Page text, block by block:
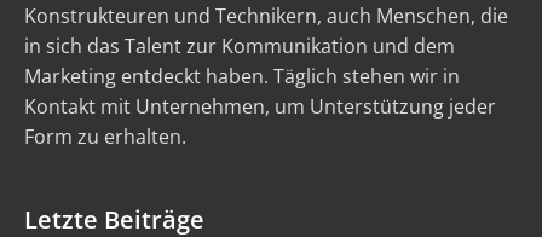
Konstrukteuren und Technikern, auch Menschen, die
in sich das Talent zur Kommunikation und dem
Marketing entdeckt haben. Täglich stehen wir in
Kontakt mit Unternehmen, um Unterstützung jeder
Form zu erhalten.
Letzte Beiträge